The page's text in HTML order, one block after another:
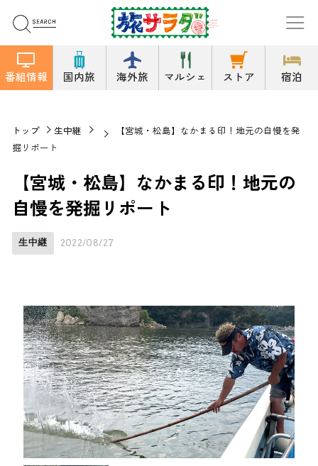
番組情報 国内旅 海外旅 マルシェ ストア 宿泊
トップ 生中継
【宮城・松島】なかまる印！地元の自慢を発
掘リポート
【宮城・松島】なかまる印！地元の
自慢を発掘リポート
生中継 2022/08/27